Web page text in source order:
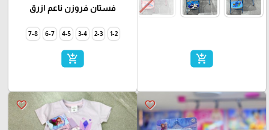
add_shopping_cart
فستان فروزن ناعم ازرق
1-2
2-3
3-4
4-5
6-7
7-8
add_shopping_cart
favorite_border
favorite_border